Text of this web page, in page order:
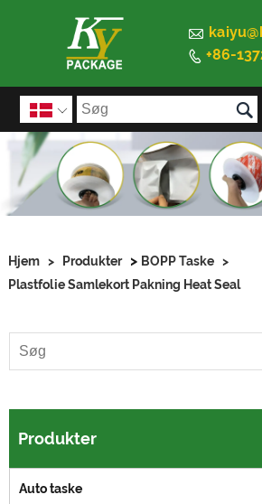

 +86-
 
Hjem > Produkter > BOPP Taske >
Plastfolie Samlekort Pakning Heat Seal
Produkter
Auto taske